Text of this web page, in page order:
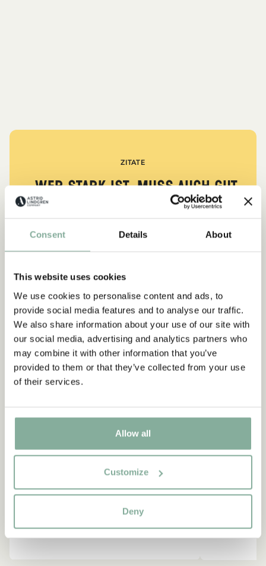
Consent Details About
This website uses cookies
We use cookies to personalise content and ads, to
provide social media features and to analyse our traffic.
We also share information about your use of our site with
our social media, advertising and analytics partners who
may combine it with other information that you’ve
provided to them or that they’ve collected from your use
of their services.
Allow all
Customize
Deny
ZITATE
„Wer stark ist, muss auch gut
aus Kennst du Pippi Langstrumpf?
NEU -15%